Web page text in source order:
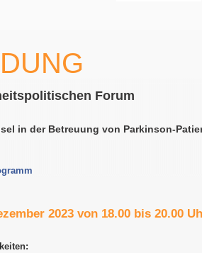
Forum
in der Betreuung von Parkinson-
2023 von 18.00 bis 20.00